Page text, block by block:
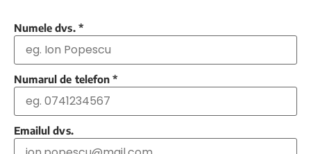
Numele dvs. *
Numarul de telefon *
Emailul dvs.